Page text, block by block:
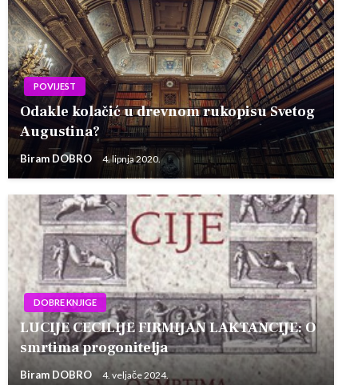
POVIJEST
Odakle kolačić u drevnom rukopisu Svetog
Augustina?
Biram DOBRO 4. lipnja 2020.
DOBRE KNJIGE
LUCIJE CECILIJE FIRMIJAN LAKTANCIJE: O
smrtima progonitelja
Biram DOBRO 4. veljače 2024.